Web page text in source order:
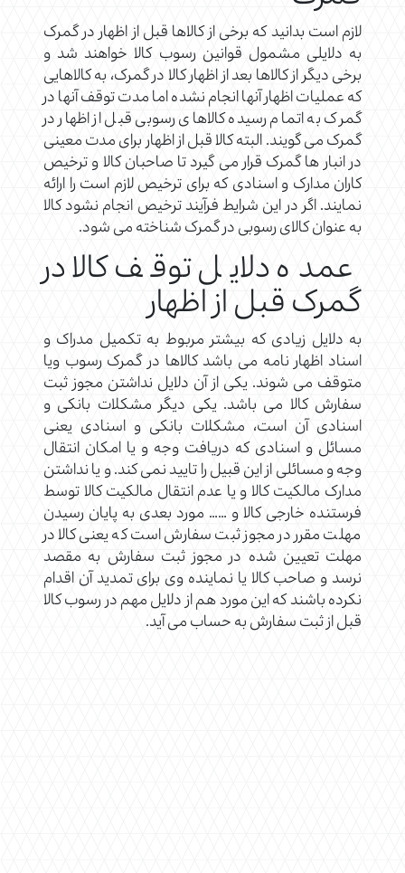
لازم است بدانید که برخی از کالاها قبل از اظهار در گمرک
به دلایلی مشمول قوانین رسوب کالا خواهند شد و
برخی دیگر از کالاها بعد از اظهار کالا در گمرک، به کالاهایی
که عملیات اظهار آنها انجام نشده اما مدت توقف آنها در
گمرک به اتمام رسیده کالاهای رسوبی قبل از اظهار در
گمرک می گویند. البته کالا قبل از اظهار برای مدت معینی
در انبار ها گمرک قرار می گیرد تا صاحبان کالا و ترخیص
کاران مدارک و اسنادی که برای ترخیص لازم است را ارائه
نمایند. اگر در این شرایط فرآیند ترخیص انجام نشود کالا
به عنوان کالای رسوبی در گمرک شناخته می شود.
عمده دلایل توقف کالا در
گمرک قبل از اظهار
به دلایل زیادی که بیشتر مربوط به تکمیل مدراک و
اسناد اظهار نامه می باشد کالاها در گمرک رسوب ویا
متوقف می شوند. یکی از آن دلایل نداشتن مجوز ثبت
سفارش کالا می باشد. یکی دیگر مشکلات بانکی و
اسنادی آن است، مشکلات بانکی و اسنادی یعنی
مسائل و اسنادی که دریافت وجه و یا امکان انتقال
وجه و مسائلی از این قبیل را تایید نمی کند. و یا نداشتن
مدارک مالکیت کالا و یا عدم انتقال مالکیت کالا توسط
فرستنده خارجی کالا و …… مورد بعدی به پایان رسیدن
مهلت مقرر در مجوز ثبت سفارش است که یعنی کالا در
مهلت تعیین شده در مجوز ثبت سفارش به مقصد
نرسد و صاحب کالا یا نماینده وی برای تمدید آن اقدام
نکرده باشند که این مورد هم از دلایل مهم در رسوب کالا
قبل از ثبت سفارش به حساب می آید.